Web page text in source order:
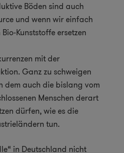
Böden sind auch
und wenn wir einfach
Kunststoffe ersetzen
mit der
Ganz zu schweigen
dem auch die bislang vom
Menschen derart
dürfen, wie es die
tun.
in Deutschland nicht